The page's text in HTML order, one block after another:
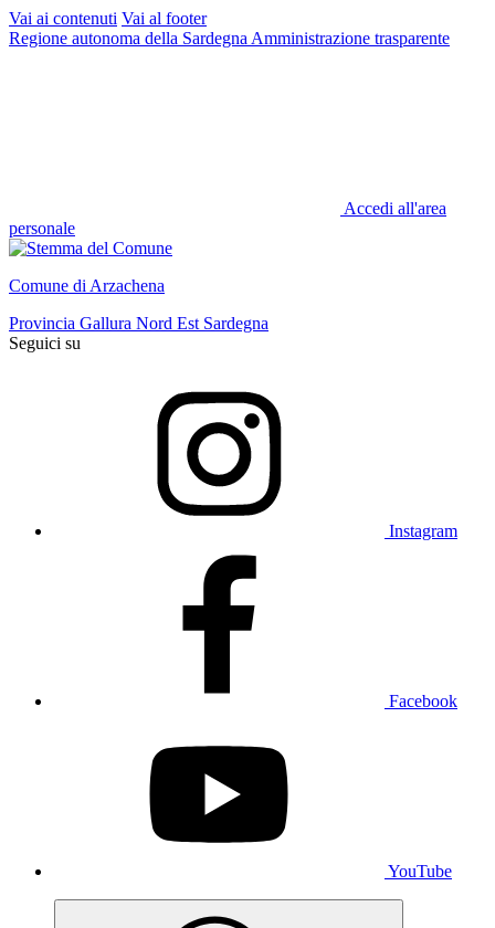
Vai ai contenuti Vai al footer
Regione autonoma della Sardegna Amministrazione trasparente
Accedi all'area
personale
Comune di Arzachena
Provincia Gallura Nord Est Sardegna
Seguici su
Instagram
Facebook
YouTube